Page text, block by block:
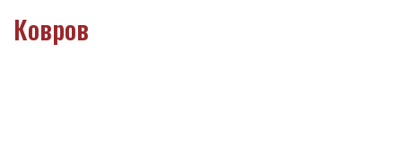
Ковров